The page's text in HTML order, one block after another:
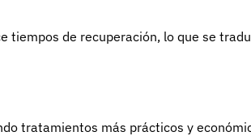
tiempos de recuperación, lo que se
tratamientos más prácticos y